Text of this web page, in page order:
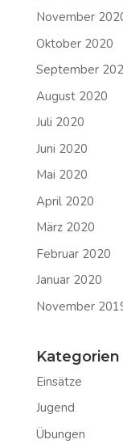
November
Oktober 2020
September
August 2020
Juli 2020
Juni 2020
Mai 2020
April 2020
März 2020
Februar 2020
Januar 2020
November
Kategorien
Einsätze
Jugend
Übungen